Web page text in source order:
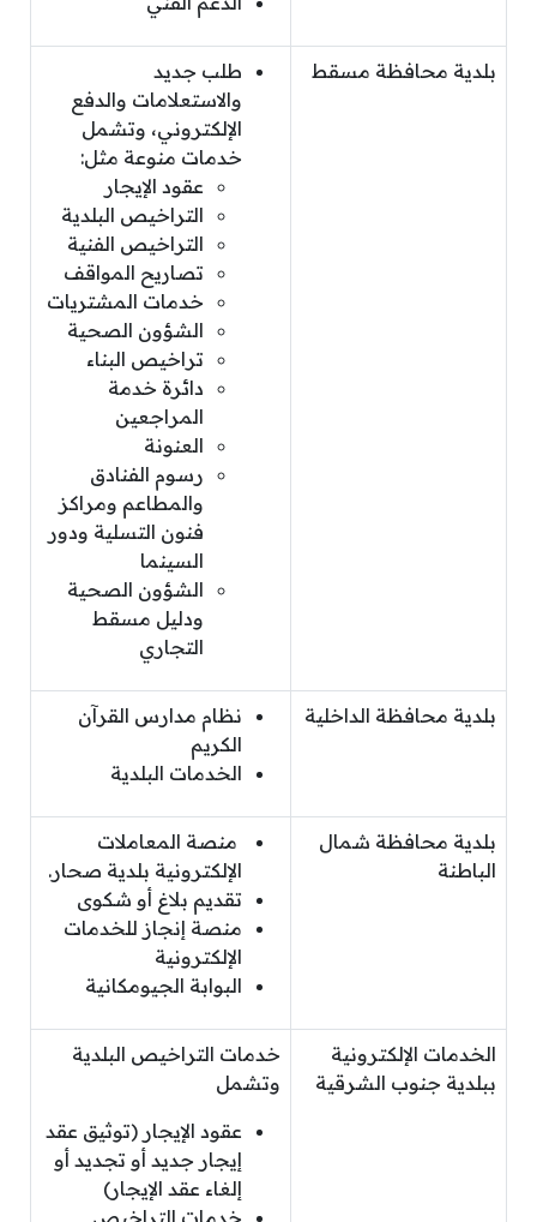
بلدية محافظة مسقط
طلب جديد
والاستعلامات والدفع
الإلكتروني، وتشمل
خدمات منوعة مثل:
عقود الإيجار
التراخيص البلدية
التراخيص الفنية
تصاريح المواقف
خدمات المشتريات
الشؤون الصحية
تراخيص البناء
دائرة خدمة
المراجعين
العنونة
رسوم الفنادق
والمطاعم ومراكز
فنون التسلية ودور
السينما
الشؤون الصحية
ودليل مسقط
التجاري
بلدية محافظة الداخلية
نظام مدارس القرآن
الكريم
الخدمات البلدية
بلدية محافظة شمال
الباطنة
منصة المعاملات
الإلكترونية بلدية صحار.
تقديم بلاغ أو شكوى
منصة إنجاز للخدمات
الإلكترونية
البوابة الجيومكانية
الخدمات الإلكترونية
ببلدية جنوب الشرقية
خدمات التراخيص البلدية
وتشمل
عقود الإيجار (توثيق عقد
إيجار جديد أو تجديد أو
إلغاء عقد الإيجار)